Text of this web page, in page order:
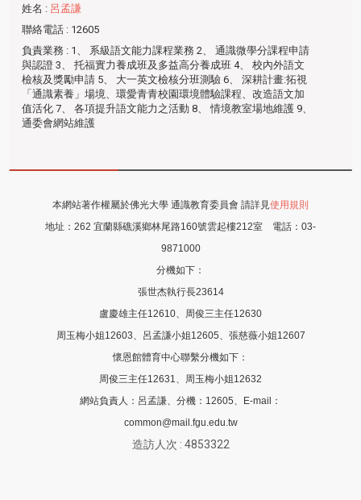
姓名 : 呂孟謙
聯絡電話 : 12605
負責業務 : 1、 系級語文能力課程業務 2、 通識微學分課程申請
與認證 3、 托福實力養成班及多益高分養成班 4、 校內外語文
檢核及獎勵申請 5、 大一英文檢核分班測驗 6、 深耕計畫:拓視
「通識素養」場境、環愛青青校園環境體驗課程、改造語文加
值活化 7、 各項提升語文能力之活動 8、 情境教室場地維護 9、
通委會網站維護
本網站著作權屬於佛光大學 通識教育委員會 請詳見 使用規則
地址： 262 宜蘭縣礁溪鄉林尾路160號雲起樓212室 電話： 03-
9871000
分機如下：
張世杰執行長23614
盧慶雄主任12610、周俊三主任12630
周玉梅小姐12603、呂孟謙小姐12605 、張慈薇小姐12607
懷恩館體育中心聯繫分機如下：
周俊三主任12631、周玉梅小姐12632
網站負責人：呂孟謙、分機：12605、E-mail：
common@mail.fgu.edu.tw
造訪人次 : 4853322